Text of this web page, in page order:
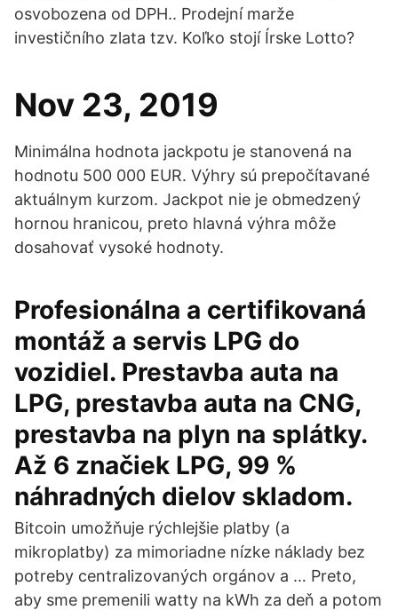
osvobozena od DPH.. Prodejní marže
investičního zlata tzv. Koľko stojí Írske Lotto?
Nov 23, 2019
Minimálna hodnota jackpotu je stanovená na
hodnotu 500 000 EUR. Výhry sú prepočítavané
aktuálnym kurzom. Jackpot nie je obmedzený
hornou hranicou, preto hlavná výhra môže
dosahovať vysoké hodnoty.
Profesionálna a certifikovaná
montáž a servis LPG do
vozidiel. Prestavba auta na
LPG, prestavba auta na CNG,
prestavba na plyn na splátky.
Až 6 značiek LPG, 99 %
náhradných dielov skladom.
Bitcoin umožňuje rýchlejšie platby (a
mikroplatby) za mimoriadne nízke náklady bez
potreby centralizovaných orgánov a … Preto,
aby sme premenili watty na kWh za deň a potom